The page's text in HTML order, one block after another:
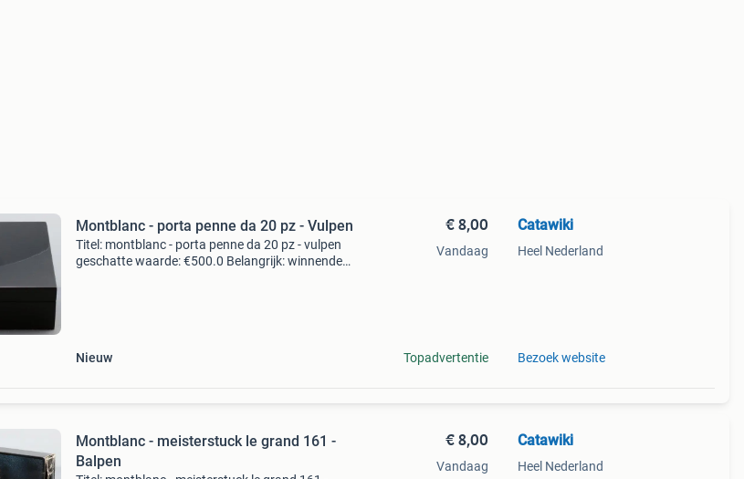
Montblanc - porta penne da 20 pz - Vulpen
Titel: montblanc - porta penne da 20 pz - vulpen
geschatte waarde: €500.0 Belangrijk: winnende
Nieuw
€ 8,00
Vandaag
Topadvertentie
Catawiki
Heel Nederland
Bezoek website
Montblanc - meisterstuck le grand 161 -
Balpen
€ 8,00
Vandaag
Catawiki
Heel Nederland